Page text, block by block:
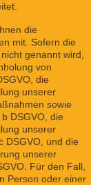
die
mit. Sofern die
genannt wird,
von
die
unserer
sowie
DSGVO, die
unserer
DSGVO, und die
unserer
Für den Fall,
Person oder einer